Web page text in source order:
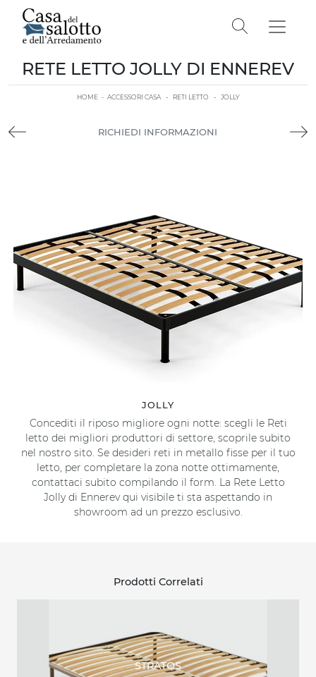
RETE LETTO JOLLY DI ENNEREV
HOME - ACCESSORI CASA - RETI LETTO - JOLLY
RICHIEDI INFORMAZIONI
JOLLY
Concediti il riposo migliore ogni notte: scegli le Reti
letto dei migliori produttori di settore, scoprile subito
nel nostro sito. Se desideri reti in metallo fisse per il tuo
letto, per completare la zona notte ottimamente,
contattaci subito compilando il form. La Rete Letto
Jolly di Ennerev qui visibile ti sta aspettando in
showroom ad un prezzo esclusivo.
Prodotti Correlati
STRATOS